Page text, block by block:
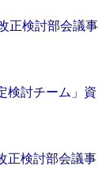
正検討部会議事
検討チーム」資
正検討部会議事